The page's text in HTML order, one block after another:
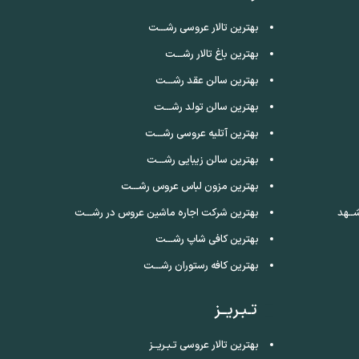
بهترین تالار عروسی رشـــت
بهترین باغ تالار رشـــت
بهترین سالن عقد رشـــت
بهترین سالن تولد رشـــت
بهترین آتلیه عروسی رشـــت
بهترین سالن زیبایی رشـــت
بهترین مزون لباس عروس رشـــت
بهترین شرکت اجاره ماشین عروس در رشـــت
بهترین کافی شاپ رشـــت
بهترین کافه رستوران رشـــت
تـبـریــز
بهترین تالار عروسی تـبـریــز